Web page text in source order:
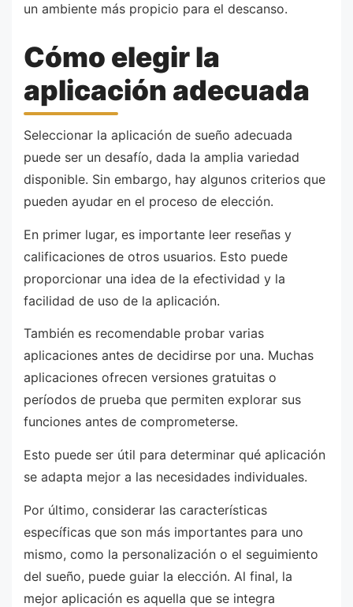
un ambiente más propicio para el descanso.
Cómo elegir la
aplicación adecuada
Seleccionar la aplicación de sueño adecuada
puede ser un desafío, dada la amplia variedad
disponible. Sin embargo, hay algunos criterios que
pueden ayudar en el proceso de elección.
En primer lugar, es importante leer reseñas y
calificaciones de otros usuarios. Esto puede
proporcionar una idea de la efectividad y la
facilidad de uso de la aplicación.
También es recomendable probar varias
aplicaciones antes de decidirse por una. Muchas
aplicaciones ofrecen versiones gratuitas o
períodos de prueba que permiten explorar sus
funciones antes de comprometerse.
Esto puede ser útil para determinar qué aplicación
se adapta mejor a las necesidades individuales.
Por último, considerar las características
específicas que son más importantes para uno
mismo, como la personalización o el seguimiento
del sueño, puede guiar la elección. Al final, la
mejor aplicación es aquella que se integra